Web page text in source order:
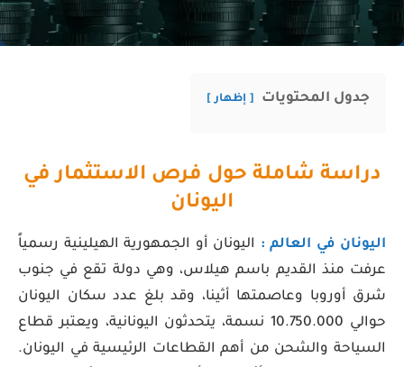
جدول المحتويات إظهار
دراسة شاملة حول فرص الاستثمار في
اليونان
اليونان في العالم : اليونان أو الجمهورية الهيلينية رسمياً
عرفت منذ القديم باسم هيلاس، وهي دولة تقع في جنوب
شرق أوروبا وعاصمتها أثينا، وقد بلغ عدد سكان اليونان
حوالي 10.750.000 نسمة، يتحدثون اليونانية، ويعتبر قطاع
السياحة والشحن من أهم القطاعات الرئيسية في اليونان.